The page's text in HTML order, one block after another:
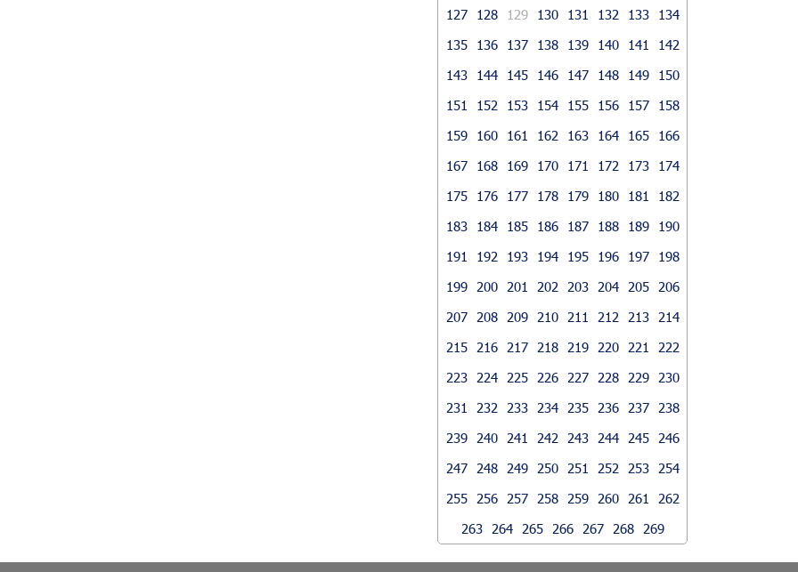
127
128 129 130 131 132 133
134
135
136 137 138 139 140 141
142
143
144 145 146 147 148 149
150
151
152 153 154 155 156 157
158
159
160 161 162 163 164 165
166
167
168 169 170 171 172 173
174
175
176 177 178 179 180 181
182
183
184 185 186 187 188 189
190
191
192 193 194 195 196 197
198
199
200 201 202 203 204 205
206
207
208 209 210 211 212 213
214
215
216 217 218 219 220 221
222
223
224 225 226 227 228 229
230
231
232 233 234 235 236 237
238
239
240 241 242 243 244 245
246
247
248 249 250 251 252 253
254
255
256 257 258 259 260 261
262
263
264 265 266 267 268 269